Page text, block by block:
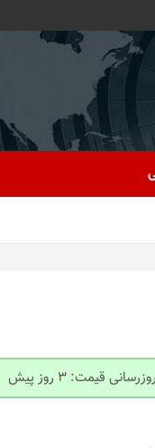
قیمت: 3 روز پیش